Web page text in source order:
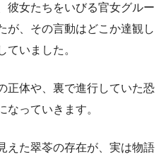
彼女たちをいびる官女グルー
が、その言動はどこか達観し
ていました。
正体や、裏で進行していた恐
なっていきます。
えた翠苓の存在が、実は物語